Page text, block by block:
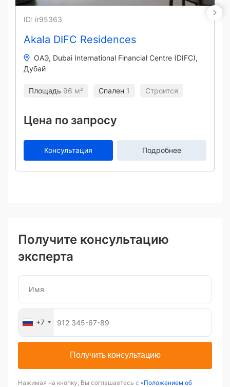
Akala DIFC Residences
ID: ir95363
ОАЭ Dubai International Financial Centre (DIFC)
Дубай
Площадь 96 м² Спален 1 Строится
Цена по запросу
Консультация Подробнее
Получите консультацию
эксперта
+7
Получить консультацию
Нажимая на кнопку, Вы соглашаетесь с «Положением об